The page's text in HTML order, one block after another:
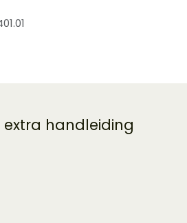
handleiding